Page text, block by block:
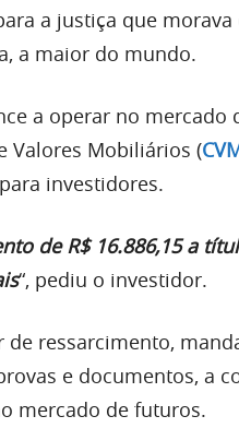
a justiça que morava
a maior do mundo.
a operar no mercado
Valores Mobiliários (
investidores.
de R$ 16.886,15 a
“, pediu o investidor.
ressarcimento,
e documentos, a
mercado de futuros.